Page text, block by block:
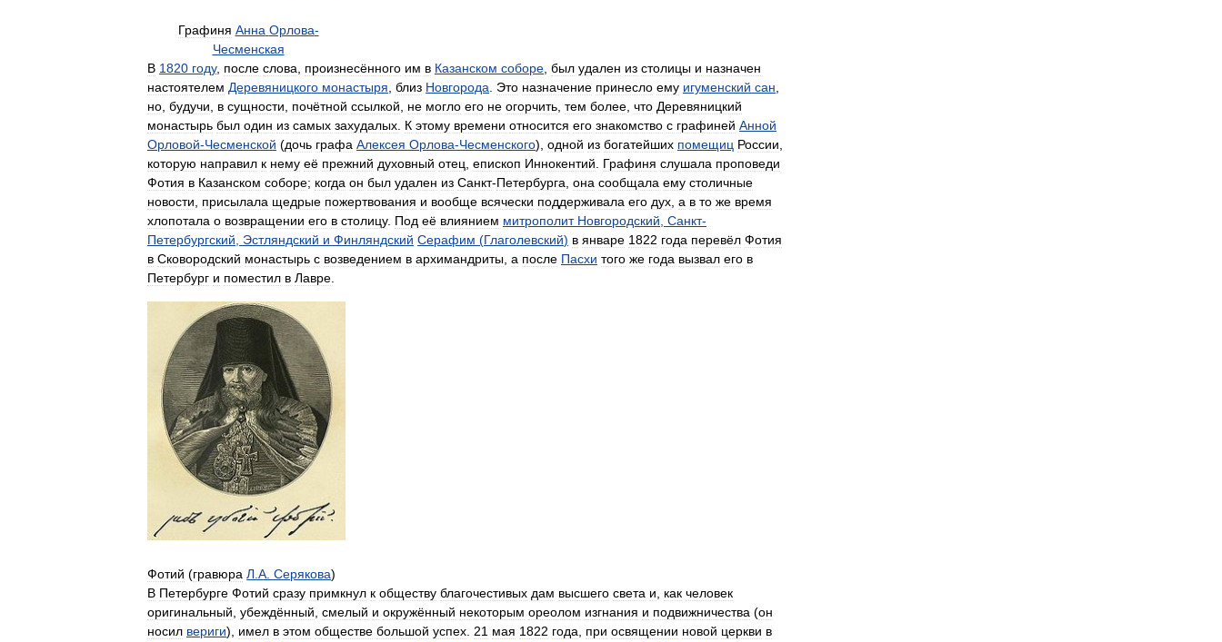
Графиня Анна Орлова-
Чесменская
В 1820 году, после слова произнесённого им в Казанском соборе был удален из столицы и назначен
настоятелем Деревяницкого монастыря близ Новгорода Это назначение принесло ему игуменский сан
но будучи в сущности почётной ссылкой не могло его не огорчить тем более что Деревяницкий
монастырь был один из самых захудалых К этому времени относится его знакомство с графиней Анной
Орловой-Чесменской (дочь графа Алексея Орлова-Чесменского), одной из богатейших помещиц России
которую направил к нему её прежний духовный отец епископ Иннокентий Графиня слушала проповеди
Фотия в Казанском соборе; когда он был удален из Санкт-Петербурга она сообщала ему столичные
новости
присылала щедрые пожертвования и вообще всячески поддерживала его дух а в то же время
хлопотала о возвращении его в столицу. Под её влиянием митрополит Новгородский Санкт-
Петербургский
Эстляндский и Финляндский Серафим (Глаголевский) в январе 1822 года перевёл Фотия
в Сковородский монастырь с возведением в архимандриты а после Пасхи того же года вызвал его в
Петербург и поместил в Лавре
Фотий (гравюра Л А Серякова)
В Петербурге Фотий сразу примкнул к обществу благочестивых дам высшего света и как человек
оригинальный убеждённый смелый и окружённый некоторым ореолом изгнания и подвижничества (он
носил вериги), имел в этом обществе большой успех 21 мая 1822 года при освящении новой церкви в